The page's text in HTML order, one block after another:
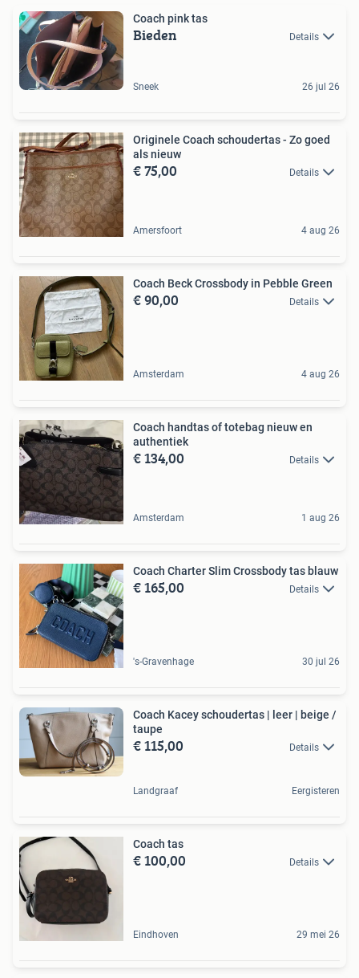
Coach pink tas
Bieden Details
Sneek 26 jul 26
Originele Coach schoudertas - Zo goed
als nieuw
€ 75,00 Details
Amersfoort 4 aug 26
Coach Beck Crossbody in Pebble Green
€ 90,00 Details
Amsterdam 4 aug 26
Coach handtas of totebag nieuw en
authentiek
€ 134,00 Details
Amsterdam 1 aug 26
Coach Charter Slim Crossbody tas blauw
€ 165,00 Details
's-Gravenhage 30 jul 26
Coach Kacey schoudertas | leer | beige /
taupe
€ 115,00 Details
Landgraaf Eergisteren
Coach tas
€ 100,00 Details
Eindhoven 29 mei 26